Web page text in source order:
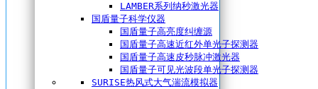
LAMBER系列纳秒激光器
国盾量子科学仪器
国盾量子高亮度纠缠源
国盾量子高速近红外单光子探测器
国盾量子高速皮秒脉冲激光器
国盾量子可见光波段单光子探测器
SURISE热风式大气湍流模拟器